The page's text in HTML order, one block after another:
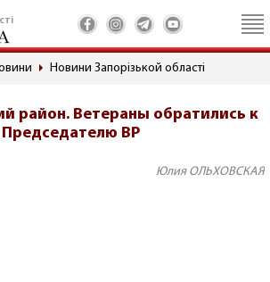
Новини Запорізькой області
район. Ветераны обратились к
Председателю ВР
Юлия ОЛЬХОВСКАЯ